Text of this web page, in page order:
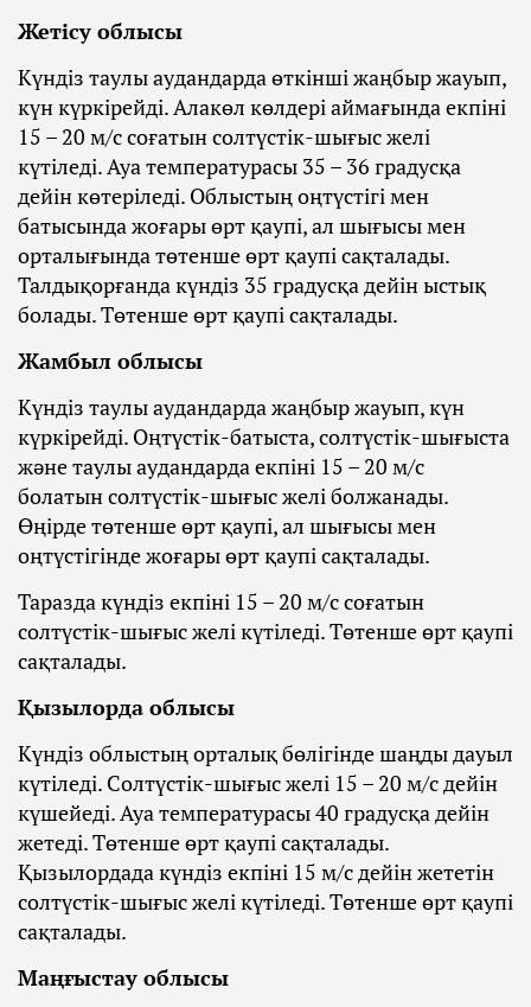
Жетісу облысы
Күндіз таулы аудандарда өткінші жаңбыр жауып,
күн күркірейді. Алакөл көлдері аймағында екпіні
15 – 20 м/с соғатын солтүстік-шығыс желі
күтіледі. Ауа температурасы 35 – 36 градусқа
дейін көтеріледі. Облыстың оңтүстігі мен
батысында жоғары өрт қаупі, ал шығысы мен
орталығында төтенше өрт қаупі сақталады.
Талдықорғанда күндіз 35 градусқа дейін ыстық
болады. Төтенше өрт қаупі сақталады.
Жамбыл облысы
Күндіз таулы аудандарда жаңбыр жауып, күн
күркірейді. Оңтүстік-батыста, солтүстік-шығыста
және таулы аудандарда екпіні 15 – 20 м/с
болатын солтүстік-шығыс желі болжанады.
Өңірде төтенше өрт қаупі, ал шығысы мен
оңтүстігінде жоғары өрт қаупі сақталады.
Таразда күндіз екпіні 15 – 20 м/с соғатын
солтүстік-шығыс желі күтіледі. Төтенше өрт қаупі
сақталады.
Қызылорда облысы
Күндіз облыстың орталық бөлігінде шаңды дауыл
күтіледі. Солтүстік-шығыс желі 15 – 20 м/с дейін
күшейеді. Ауа температурасы 40 градусқа дейін
жетеді. Төтенше өрт қаупі сақталады.
Қызылордада күндіз екпіні 15 м/с дейін жететін
солтүстік-шығыс желі күтіледі. Төтенше өрт қаупі
сақталады.
Маңғыстау облысы